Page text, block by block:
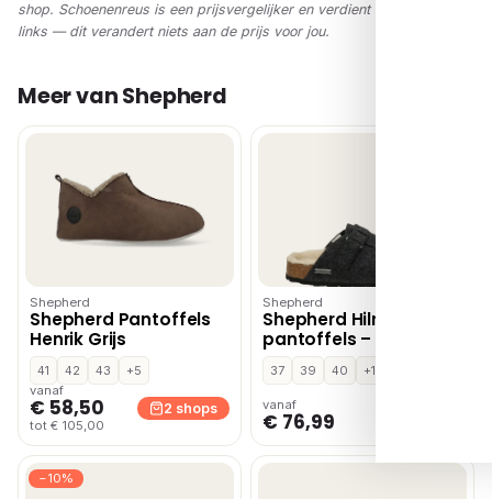
shop. Schoenenreus is een prijsvergelijker en verdient via affiliate-
links — dit verandert niets aan de prijs voor jou.
Meer van Shepherd
Shepherd
Shepherd Pantoffels
Henrik Grijs
41 42 43
+5
vanaf
€ 58,50
tot € 105,00
2 shops
Shepherd
Shepherd Hilma
pantoffels – Grijs
37 39 40 +1
vanaf
€ 76,99
−10%